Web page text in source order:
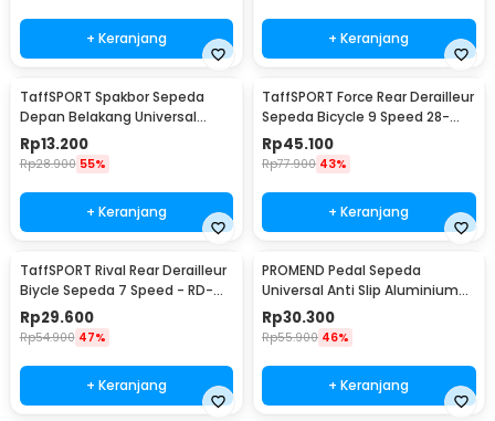
+ Keranjang + Keranjang
TaffSPORT Spakbor Sepeda
Depan Belakang Universal
Clamp Dua Warna - BQ541
Rp13.200
Rp28.900 55%
+ Keranjang
TaffSPORT Force Rear Derailleur
Sepeda Bicycle 9 Speed 28-
34T - RD-M390
Rp45.100
Rp77.900 43%
+ Keranjang
TaffSPORT Rival Rear Derailleur
Biycle Sepeda 7 Speed - RD-
TX35
Rp29.600
Rp54.900 47%
+ Keranjang
PROMEND Pedal Sepeda
Universal Anti Slip Aluminium
Alloy - JT410
Rp30.300
Rp55.900 46%
+ Keranjang